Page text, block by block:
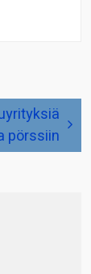
pörssiin